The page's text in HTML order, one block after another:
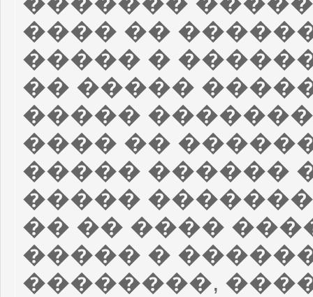
���� ��
����� �
�� �����
�����
���� ��
����� ������
�����
�� �� ����
����� �
��������,